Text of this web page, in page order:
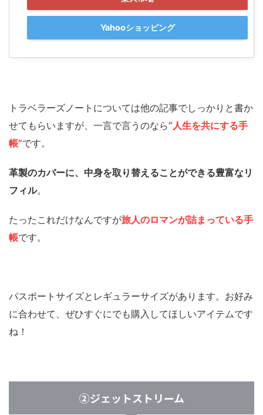
Yahooショッピング
トラベラーズノートについては他の記事でしっかりと書か
せてもらいますが、一言で言うのなら“人生を共にする手
帳”です。
革製のカバーに、中身を取り替えることができる豊富なリ
フィル。
たったこれだけなんですが旅人のロマンが詰まっている手
帳です。
パスポートサイズとレギュラーサイズがあります。お好み
に合わせて、ぜひすぐにでも購入してほしいアイテムです
ね！
②ジェットストリーム